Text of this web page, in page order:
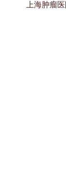
上海肿瘤